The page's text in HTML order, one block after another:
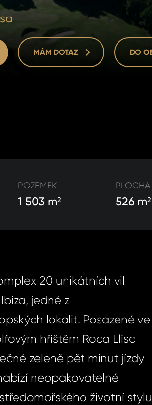
MÁM DOTAZ DO
POZEMEK
1 503 m2
PLOCHA
526 m2
20 unikátních vil
jedné z
lokalit. Posazené ve
hřištěm Roca Llisa
zeleně pět minut jízdy
neopakovatelné
životní stylu